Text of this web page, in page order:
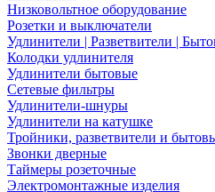
Низковольтное оборудование
Розетки и выключатели
Удлинители | Разветвители |
Колодки удлинителя
Удлинители бытовые
Сетевые фильтры
Удлинители-шнуры
Удлинители на катушке
Тройники, разветвители и
Звонки дверные
Таймеры розеточные
Электромонтажные изделия